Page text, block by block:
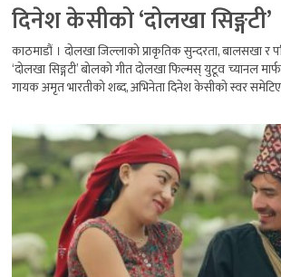
दिनेश केसीको ‘दोलखा सिङ्गटी’
काठमाडौं । दोलखा जिल्लाको प्राकृतिक सुन्दरता, बालसखा र
‘दोलखा सिङ्गटी’ बोलको गीत दोलखा फिल्मस् युटूव च्यानल
गायक अमृत भारतीको शब्द, अभिनेता दिनेश केसीको स्वर